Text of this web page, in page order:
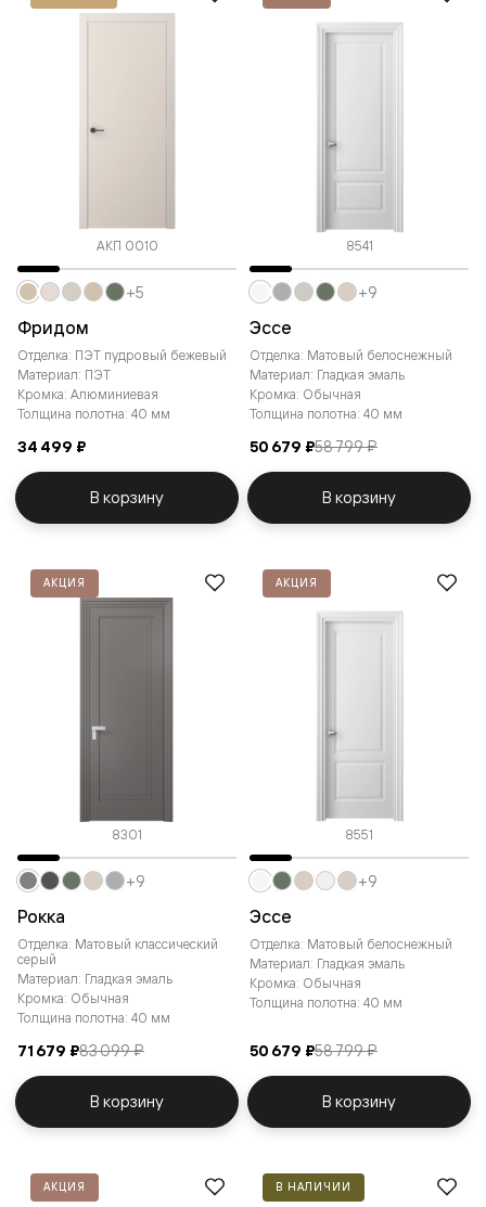
АКП 0010
Фридом
Отделка: ПЭТ пудровый бежевый
Материал: ПЭТ
Кромка: Алюминиевая
Толщина полотна: 40 мм
34 499 ₽
+5
В корзину
8541
Эссе
Отделка: Матовый белоснежный
Материал: Гладкая эмаль
Кромка: Обычная
Толщина полотна: 40 мм
50 679 ₽58 799 ₽
+9
В корзину
АКЦИЯ
8301
Рокка
Отделка: Матовый классический
серый
Материал: Гладкая эмаль
Кромка: Обычная
Толщина полотна: 40 мм
71 679 ₽83 099 ₽
+9
В корзину
АКЦИЯ
8551
Эссе
Отделка: Матовый белоснежный
Материал: Гладкая эмаль
Кромка: Обычная
Толщина полотна: 40 мм
50 679 ₽58 799 ₽
+9
В корзину
АКЦИЯ В НАЛИЧИИ